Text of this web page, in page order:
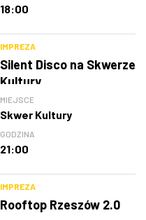
18:00
IMPREZA
Silent Disco na Skwerze
Kultury
MIEJSCE
Skwer Kultury
GODZINA
21:00
IMPREZA
Rooftop Rzeszów 2.0